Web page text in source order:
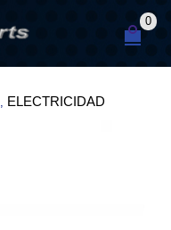
0
ELECTRICIDAD